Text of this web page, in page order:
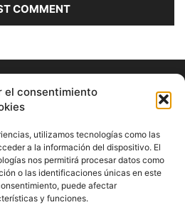
el consentimiento
utilizamos tecnologías como las
a la información del dispositivo. El
nos permitirá procesar datos como
o las identificaciones únicas en este
puede afectar
y funciones.
US
y otros de interés general